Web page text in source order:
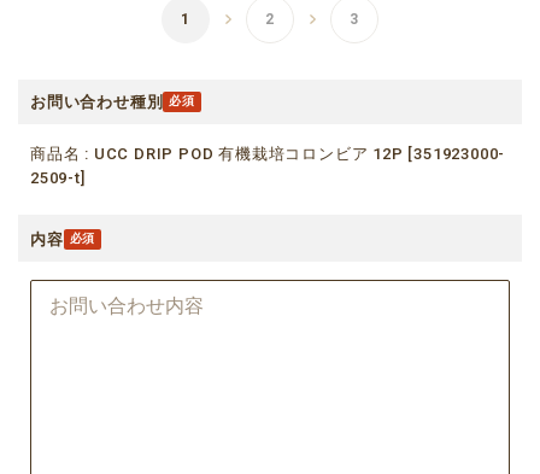
お問い合わせ種別
商品名 : UCC DRIP POD 有機栽培コロンビア 12P [351923000-
2509-t]
内容